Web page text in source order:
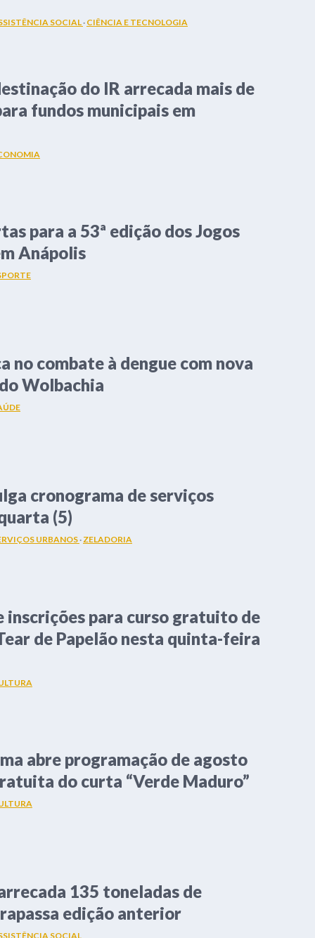
SOCIAL· CIÊNCIA E TECNOLOGIA
do IR arrecada mais de
fundos municipais em
para a 53ª edição dos Jogos
Anápolis
no combate à dengue com nova
Wolbachia
cronograma de serviços
(5)
URBANOS·ZELADORIA
inscrições para curso gratuito de
de Papelão nesta quinta-feira
abre programação de agosto
do curta “Verde Maduro”
135 toneladas de
edição anterior
SOCIAL